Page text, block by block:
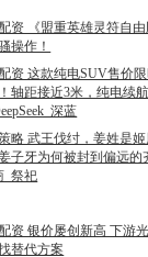
资 《盟重英雄灵符自
操作！
资 这款纯电SUV售价
轴距接近3米，纯电续
深蓝
略 武王伐纣，姜姓是
子牙为何被封到偏远的
_祭祀
资 银价屡创新高 下游
替代方案